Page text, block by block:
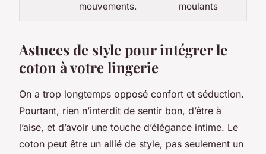
mouvements.
moulants
Astuces de style pour intégrer le
coton à votre lingerie
On a trop longtemps opposé confort et séduction.
Pourtant, rien n’interdit de sentir bon, d’être à
l’aise, et d’avoir une touche d’élégance intime. Le
coton peut être un allié de style, pas seulement un